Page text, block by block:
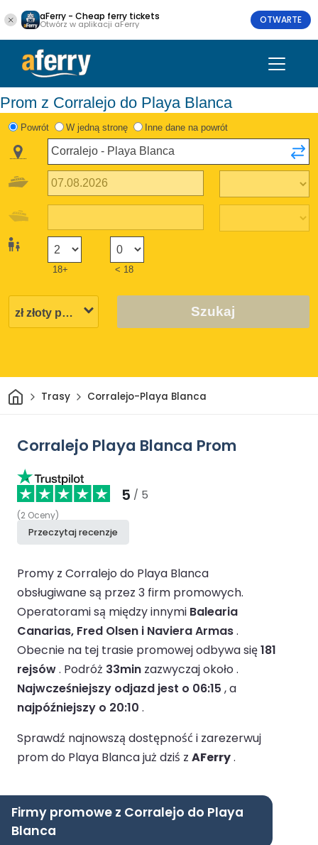
aFerry - Cheap ferry tickets
Otwórz w aplikacji aFerry OTWARTE
Prom z Corralejo do Playa Blanca
Powrót W jedną stronę Inne dane na powrót
18+ < 18
Szukaj
DomTrasy Corralejo-Playa Blanca
Corralejo Playa Blanca Prom
5 / 5
(2 Oceny)
Przeczytaj recenzje
Promy z Corralejo do Playa Blanca
obsługiwane są przez 3 firm promowych.
Operatorami są między innymi Balearia
Canarias, Fred Olsen i Naviera Armas.
Obecnie na tej trasie promowej odbywa się181
rejsów. Podróż 33min zazwyczaj około .
Najwcześniejszy odjazd jest o 06:15 , a
najpóźniejszy o 20:10 .
Sprawdź najnowszą dostępność i zarezerwuj
prom do Playa Blanca już dziś z AFerry.
Firmy promowe z Corralejo do Playa
Blanca